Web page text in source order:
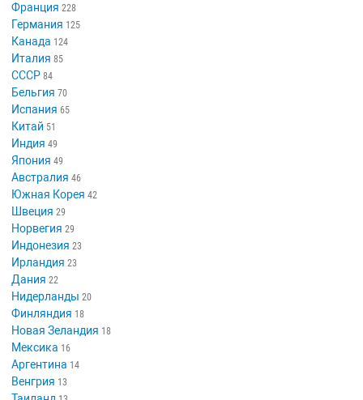
Франция 228
Германия 125
Канада 124
Италия 85
СССР 84
Бельгия 70
Испания 65
Китай 51
Индия 49
Япония 49
Австралия 46
Южная Корея 42
Швеция 29
Норвегия 29
Индонезия 23
Ирландия 23
Дания 22
Нидерланды 20
Финляндия 18
Новая Зеландия 18
Мексика 16
Аргентина 14
Венгрия 13